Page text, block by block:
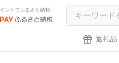
ントでふるさと納税
返礼品